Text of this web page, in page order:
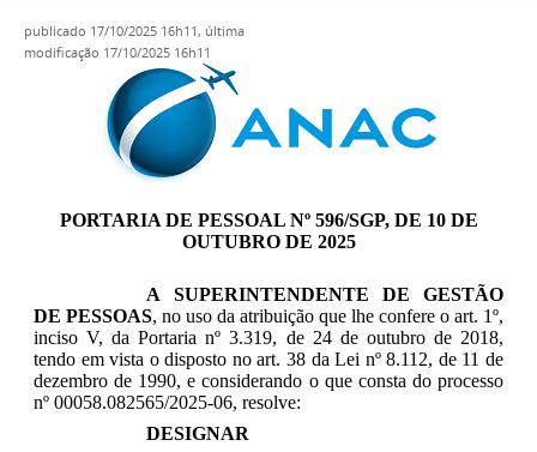
publicado 17/10/2025 16h11, última
modificação 17/10/2025 16h11
PORTARIA DE PESSOAL Nº 596/SGP, DE 10 DE
OUTUBRO DE 2025
A SUPERINTENDENTE DE GESTÃO
DE PESSOAS, no uso da atribuição que lhe confere o art. 1º,
inciso V, da Portaria nº 3.319, de 24 de outubro de 2018,
tendo em vista o disposto no art. 38 da Lei nº 8.112, de 11 de
dezembro de 1990, e considerando o que consta do processo
nº 00058.082565/2025-06, resolve:
DESIGNAR